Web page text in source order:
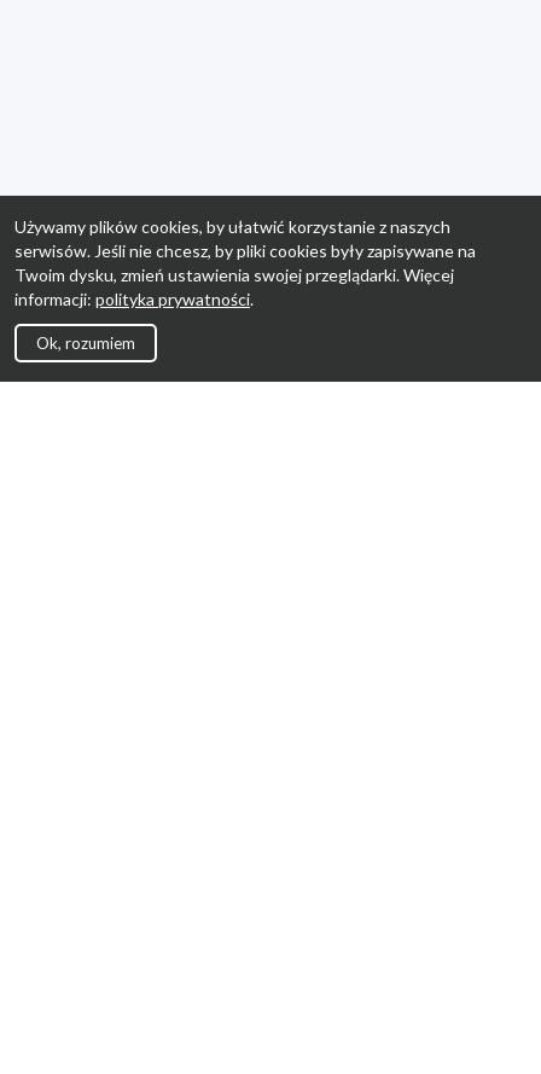
Używamy plików cookies, by ułatwić korzystanie z naszych
serwisów. Jeśli nie chcesz, by pliki cookies były zapisywane na
Twoim dysku, zmień ustawienia swojej przeglądarki. Więcej
informacji: polityka prywatności.
Ok, rozumiem